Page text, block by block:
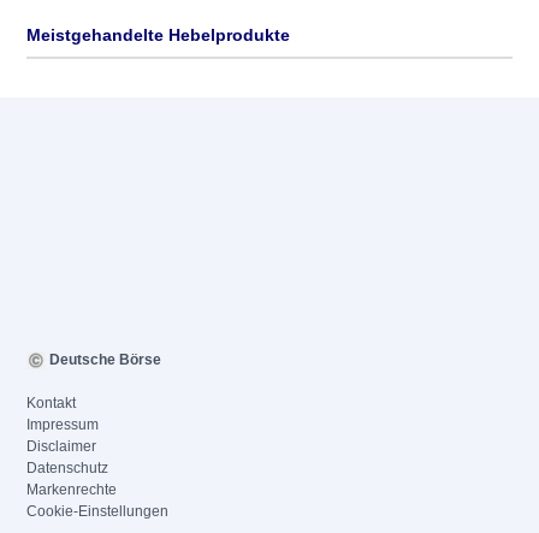
Meistgehandelte Hebelprodukte
Deutsche Börse
Kontakt
Impressum
Disclaimer
Datenschutz
Markenrechte
Cookie-Einstellungen